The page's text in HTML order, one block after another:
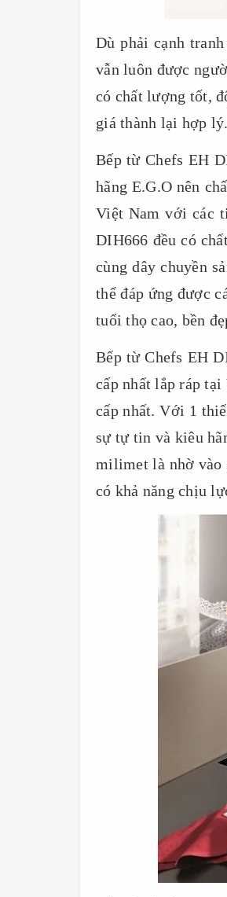
Dù phải cạnh
vẫn luôn được
có chất lượng tốt,
giá thành lại hợp lý.
Bếp từ Chefs EH
hãng E.G.O nên
Việt Nam với các
DIH666 đều có
cùng dây chuyền
thể đáp ứng được
tuổi thọ cao, bền
Bếp từ Chefs EH
cấp nhất lắp ráp
cấp nhất. Với 1
sự tự tin và kiêu
milimet là nhờ vào
có khả năng chịu